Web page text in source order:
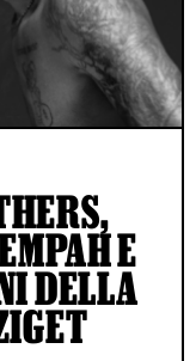
E
DELLA